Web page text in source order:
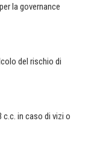
la governance
del rischio di
c.c. in caso di vizi o